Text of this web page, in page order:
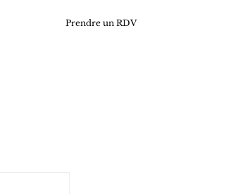
Prendre un RDV